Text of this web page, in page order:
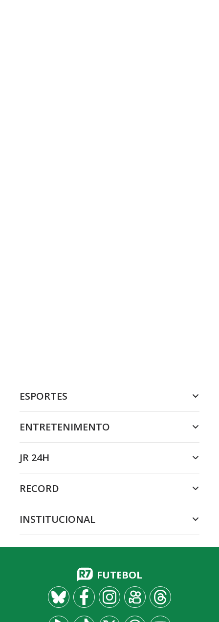
ESPORTES
ENTRETENIMENTO
JR 24H
RECORD
INSTITUCIONAL
FUTEBOL